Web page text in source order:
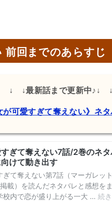
前回までのあらすじ
↓ ↓最新話まで更新中♪↓ ↓
が可愛すぎて奪えない》ネ